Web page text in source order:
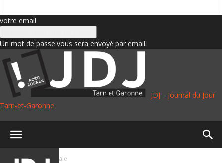
votre email
Un mot de passe vous sera envoyé par email.
JDJ – Journal du Jour
Tarn-et-Garonne
Accueil Vie Locale